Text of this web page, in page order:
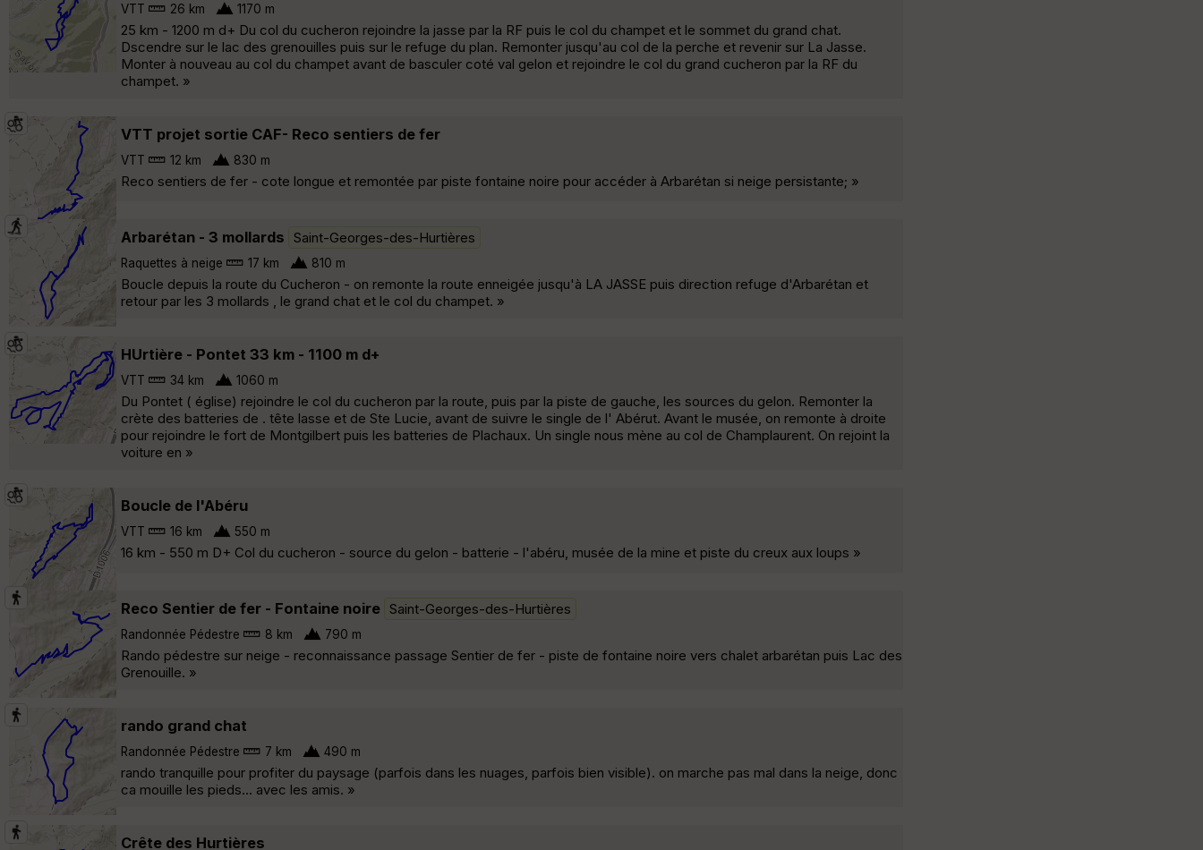
VTT 26 km 1170 m
25 km - 1200 m d+ Du col du cucheron rejoindre la jasse par la RF puis le col du champet et le sommet du grand chat.
Dscendre sur le lac des grenouilles puis sur le refuge du plan. Remonter jusqu'au col de la perche et revenir sur La Jasse.
Monter à nouveau au col du champet avant de basculer coté val gelon et rejoindre le col du grand cucheron par la RF du
champet. »
VTT projet sortie CAF- Reco sentiers de fer
VTT 12 km 830 m
Reco sentiers de fer - cote longue et remontée par piste fontaine noire pour accéder à Arbarétan si neige persistante; »
Arbarétan - 3 mollards Saint-Georges-des-Hurtières
Raquettes à neige 17 km 810 m
Boucle depuis la route du Cucheron - on remonte la route enneigée jusqu'à LA JASSE puis direction refuge d'Arbarétan et
retour par les 3 mollards , le grand chat et le col du champet. »
HUrtière - Pontet 33 km - 1100 m d+
VTT 34 km 1060 m
Du Pontet ( église) rejoindre le col du cucheron par la route, puis par la piste de gauche, les sources du gelon. Remonter la
crète des batteries de . tête lasse et de Ste Lucie, avant de suivre le single de l' Abérut. Avant le musée, on remonte à droite
pour rejoindre le fort de Montgilbert puis les batteries de Plachaux. Un single nous mène au col de Champlaurent. On rejoint la
voiture en »
Boucle de l'Abéru
VTT 16 km 550 m
16 km - 550 m D+ Col du cucheron - source du gelon - batterie - l'abéru, musée de la mine et piste du creux aux loups »
Reco Sentier de fer - Fontaine noire Saint-Georges-des-Hurtières
Randonnée Pédestre 8 km 790 m
Rando pédestre sur neige - reconnaissance passage Sentier de fer - piste de fontaine noire vers chalet arbarétan puis Lac des
Grenouille. »
rando grand chat
Randonnée Pédestre 7 km 490 m
rando tranquille pour profiter du paysage (parfois dans les nuages, parfois bien visible). on marche pas mal dans la neige, donc
ca mouille les pieds... avec les amis. »
Crête des Hurtières